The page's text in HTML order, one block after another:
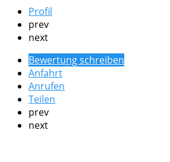
Profil
prev
next
Bewertung schreiben
Anfahrt
Anrufen
Teilen
prev
next